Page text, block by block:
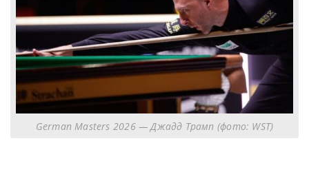
German Masters 2026 — Джадд Трамп (фото: WST)